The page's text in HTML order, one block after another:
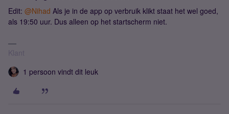
Edit: @Nihad Als je in de app op verbruik klikt staat het wel goed,
als 19:50 uur. Dus alleen op het startscherm niet.
Klant
1 persoon vindt dit leuk